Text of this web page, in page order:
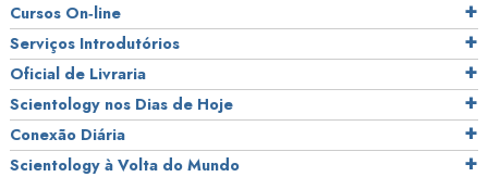
Cursos On‑line
Serviços Introdutórios
Oficial de Livraria
Scientology nos Dias de Hoje
Conexão Diária
Scientology à Volta do Mundo